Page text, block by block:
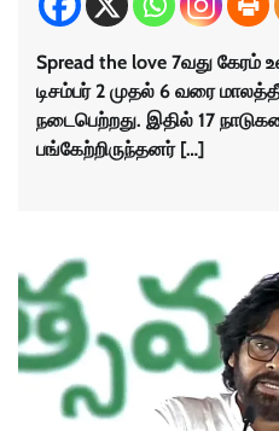
Spread the love 7வது
டிசம்பர் 2 முதல் 6 வரை
நடைபெற்றது. இதில் 17
பங்கேற்றிருந்தனர் […]